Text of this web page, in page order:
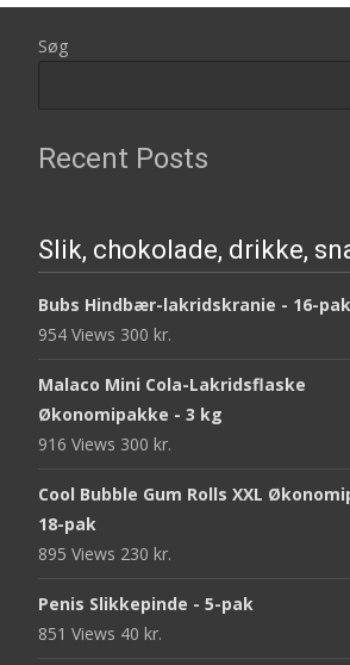
Søg
Recent Posts
Slik, chokolade, drikke,
Bubs Hindbær-lakridskranie - 16-pak
954 Views 300 kr.
Malaco Mini Cola-Lakridsflaske
Økonomipakke - 3 kg
916 Views 300 kr.
Cool Bubble Gum Rolls XXL
18-pak
895 Views 230 kr.
Penis Slikkepinde - 5-pak
851 Views 40 kr.